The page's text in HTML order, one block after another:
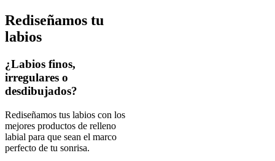
Rediseñamos tu
labios
¿Labios finos,
irregulares o
desdibujados?
Rediseñamos tus labios con los
mejores productos de relleno
labial para que sean el marco
perfecto de tu sonrisa.